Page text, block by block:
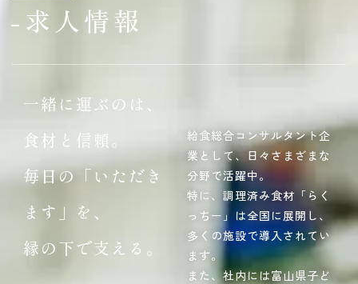
-求人情報
一緒に運ぶのは、
食材と信頼。
毎日の「いただき
ます」を、
縁の下で支える。
給食総合コンサルタント企
業として、日々さまざまな
分野で活躍中。
特に、調理済み食材「らく
っちー」は全国に展開し、
多くの施設で導入されてい
ます。
また、社内には富山県子ど